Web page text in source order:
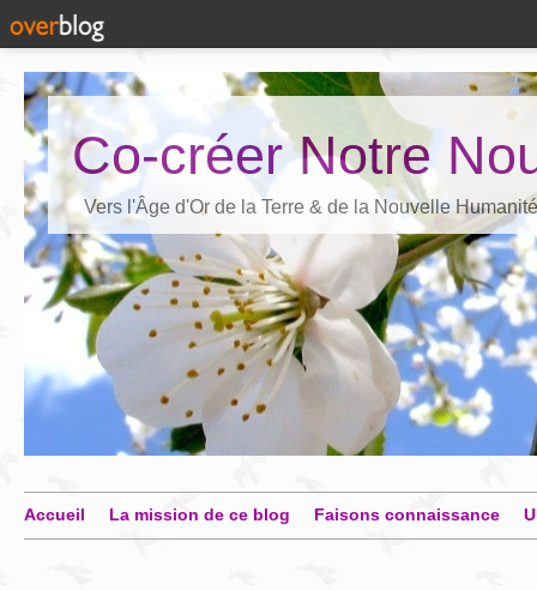
Co-créer Notre
Vers l'Âge d'Or de la Terre & de la Nouvelle Humanité
Accueil La mission de ce blog Faisons connaissance